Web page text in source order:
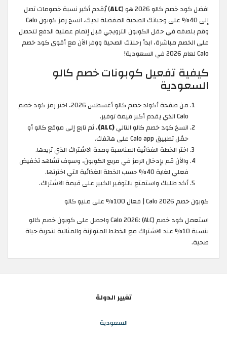
افضل كود خصم كالو 2026 هو ( ALC) يُقدم أكبر نسبة خصومات تصل
إلى 40% على وجباتك الصحية المفضلة لديك. انسخ رمز كوبون Calo
وقم بلصقه في حقل الكوبون الترويجي قبل إتمام عملية الدفع لتحصل
على الخصم مباشرة، ابدأ رحلتك الصحية ووفر الآن مع أقوى كود خصم
Calo لعام 2026 في السعودية!
كيفية تفعيل كوبونات خصم كالو
السعودية
من صفحة أكواد خصم كالو أغسطس 2026، اختر رمز كود خصم
Calo الذي يقدم أكبر قيمة توفير.
انسخ كود خصم كالو التالي(ALC)
، ثم تابع إلى موقع كالو أو
حمّل تطبيق Calo app على هاتفك.
اختر الخطة الغذائية المناسبة ومدة الاشتراك الذي تريدها.
والآن قم بإدخال الرمز في مربع الكوبون، وسوف تشاهد تخفيض
فعلي لغاية 40% حسب الخطة الغذائية التي اخترتها.
أكد طلبك واستمتع بالتوفير الكبير على قيمة الاشتراك.
كوبون خصم Calo 2026 | فعال 100% على منيو كالو
استعمل كود خصم Calo 2026: (ALC) واحصل على كوبون خصم كالو
بنسبة 10% عند الاشتراك مع الخطط المتوازنة والمثالية لتجربة حياة
صحية.
تغيير الدولة
السعودية